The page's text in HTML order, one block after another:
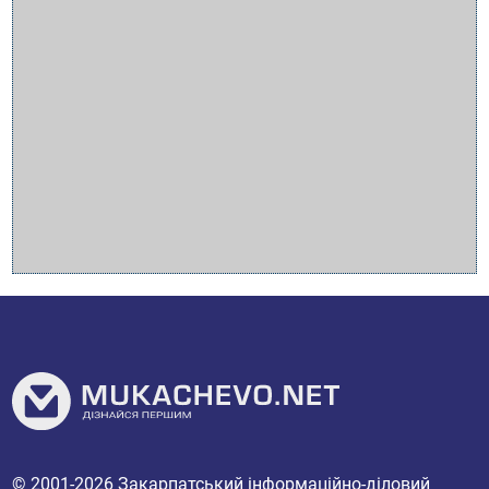
© 2001-2026Закарпатський інформаційно-діловий